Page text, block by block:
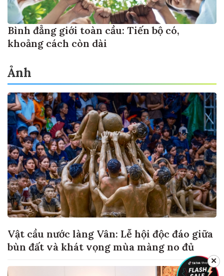
Bình đẳng giới toàn cầu: Tiến bộ có,
khoảng cách còn dài
Ảnh
Vật cầu nước làng Vân: Lễ hội độc đáo giữa
bùn đất và khát vọng mùa màng no đủ
✕